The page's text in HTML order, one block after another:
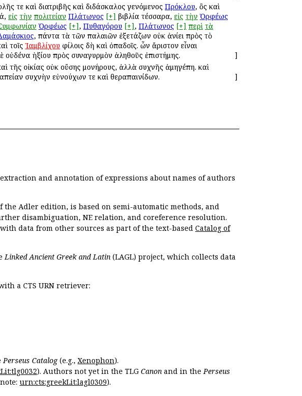
τε καὶ διατριβῆς καὶ διδάσκαλος γενόμενος Πρόκλου, ὃς καὶ
εἰς τὴν πολιτείαν Πλάτωνος [+] βιβλία τέσσαρα, εἰς τὴν Ὀρφέως
Ὀρφέως [+], Πυθαγόρου [+], Πλάτωνος [+] περὶ τὰ
, πάντα τὰ τῶν παλαιῶν ἐξετάζων οὐκ ἀνίει πρὸς τὸ
τοῖς Ἰαμβλίχου φίλοις δὴ καὶ ὀπαδοῖς. ὧν ἄριστον εἶναι
οὐδένα ἠξίου πρὸς συναγυρμὸν ἀληθοῦς ἐπιστήμης.
]
τῆς οἰκίας οὐκ οὔσης μονήρους, ἀλλὰ συχνῆς ἀμηγέπη. καὶ
συχνὴν εὐνούχων τε καὶ θεραπαινίδων. ]
and annotation of expressions about names of authors
Adler edition, is based on semi-automatic methods, and
disambiguation, NE relation, and coreference resolution.
data from other sources as part of the text-based Catalog of
Linked Ancient Greek and Latin (LAGL) project, which collects data
a CTS URN retriever:
Perseus Catalog(e.g., Xenophon).
). Authors not yet in the TLG Canon and in thePerseus
urn:cts:greekLit:lagl0309).